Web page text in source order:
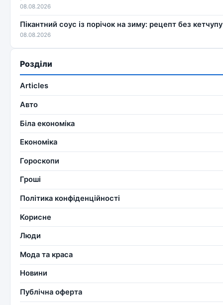
08.08.2026
Пікантний соус із порічок на зиму: рецепт без кетчупу
08.08.2026
Розділи
Articles
Авто
Біла економіка
Економіка
Гороскопи
Гроші
Політика конфіденційності
Корисне
Люди
Мода та краса
Новини
Публічна оферта